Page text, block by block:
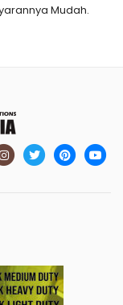
Mudah.